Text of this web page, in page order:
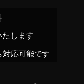
します
対応可能です